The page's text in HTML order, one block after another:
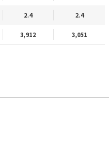
2.4 2.4
3,912 3,051